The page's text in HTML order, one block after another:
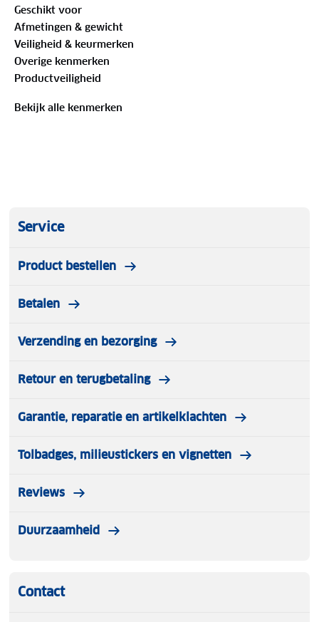
Geschikt voor
Afmetingen & gewicht
Veiligheid & keurmerken
Overige kenmerken
Productveiligheid
Bekijk alle kenmerken
Service
Product bestellen
Betalen
Verzending en bezorging
Retour en terugbetaling
Garantie, reparatie en artikelklachten
Tolbadges, milieustickers en vignetten
Reviews
Duurzaamheid
Contact